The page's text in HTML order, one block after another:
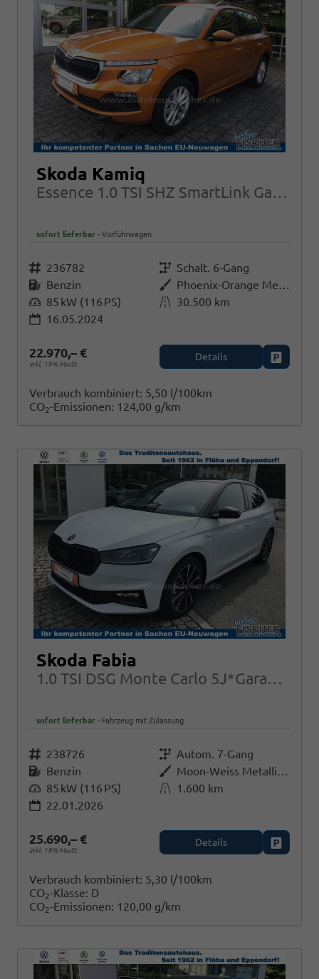
Skoda Kamiq
Essence 1.0 TSI SHZ SmartLink Garantie
sofort lieferbar Vorführwagen
Fahrzeugnr. 236782 GetriebeSchalt. 6-Gang
KraftstoffBenzin Außenfarbe
Phoenix-Orange Metallic
Leistung 85 kW (116 PS) Kilometerstand30.500 km
16.05.2024
22.970,– €
inkl. 19% MwSt.
Details
Verbrauch kombiniert: 5,50 l/100km
CO2-Emissionen: 124,00 g/km
Skoda Fabia
1.0 TSI DSG Monte Carlo 5J*Garantie 17Zoll
sofort lieferbar Fahrzeug mit Zulassung
Fahrzeugnr. 238726 GetriebeAutom. 7-Gang
KraftstoffBenzin Außenfarbe
Moon-Weiss Metallic/Schwarz-Magic Perleffekt
Leistung 85 kW (116 PS) Kilometerstand 1.600 km
22.01.2026
25.690,– €
inkl. 19% MwSt.
Details
Verbrauch kombiniert: 5,30 l/100km
CO2-Klasse: D
CO2-Emissionen: 120,00 g/km